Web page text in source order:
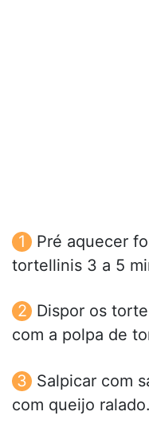
Pré aquecer
tortellinis 3 a 5
Dispor os
com a polpa de
Salpicar com
com queijo ralado.